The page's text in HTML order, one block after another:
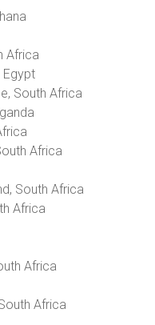
Africa
Egypt
South Africa
Africa
South Africa
Africa
Africa
Africa